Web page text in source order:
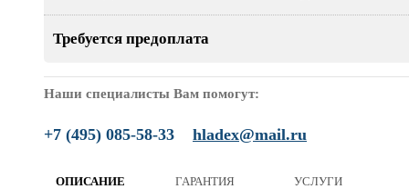
Требуется предоплата
Наши специалисты Вам помогут:
+7 (495) 085-58-33 hladex@mail.ru
ОПИСАНИЕ ГАРАНТИЯ УСЛУГИ